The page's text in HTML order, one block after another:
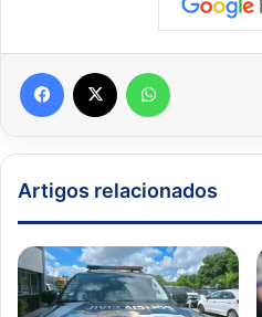
Artigos relacionados